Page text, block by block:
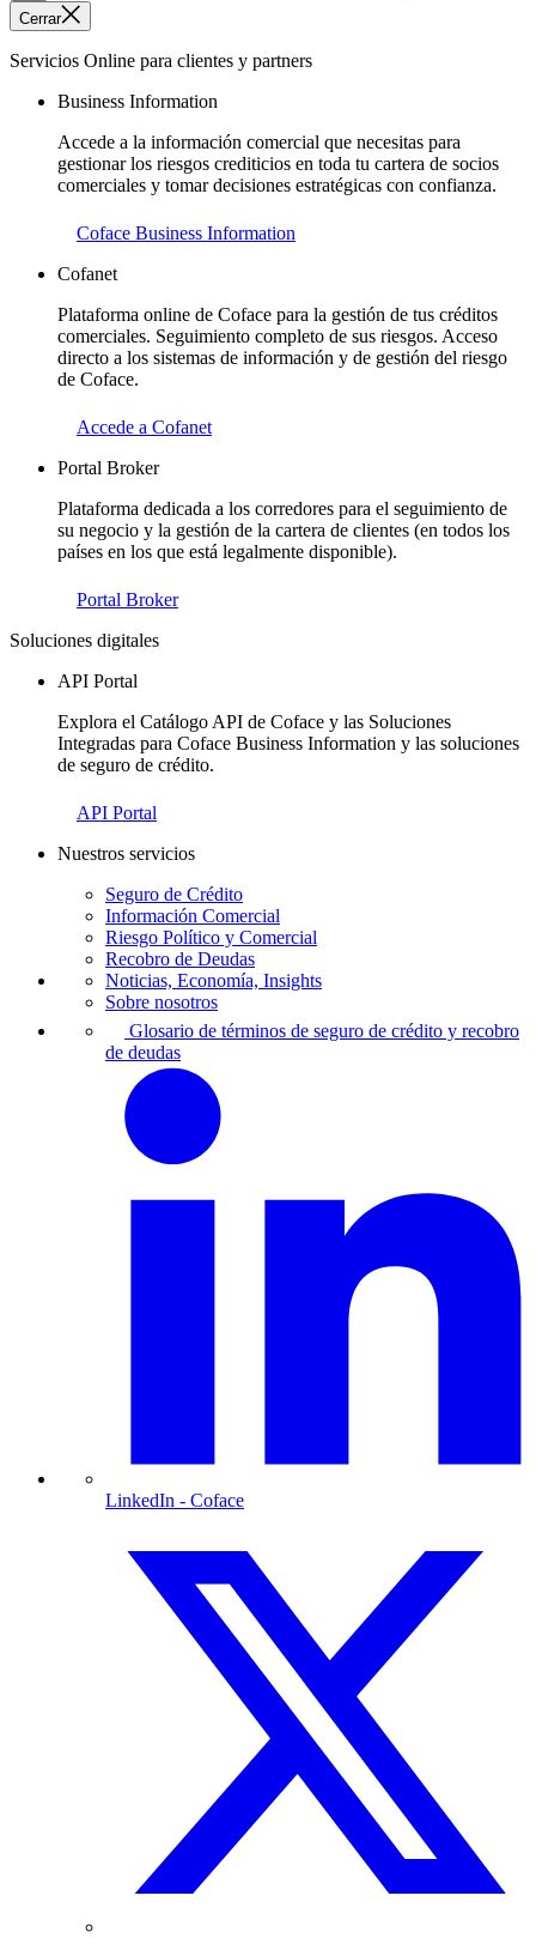
Cerrar
Servicios Online para clientes y partners
Business Information
Accede a la información comercial que necesitas para
gestionar los riesgos crediticios en toda tu cartera de socios
comerciales y tomar decisiones estratégicas con confianza.
Coface Business Information
Cofanet
Plataforma online de Coface para la gestión de tus créditos
comerciales. Seguimiento completo de sus riesgos. Acceso
directo a los sistemas de información y de gestión del riesgo
de Coface.
Accede a Cofanet
Portal Broker
Plataforma dedicada a los corredores para el seguimiento de
su negocio y la gestión de la cartera de clientes (en todos los
países en los que está legalmente disponible).
Portal Broker
Soluciones digitales
API Portal
Explora el Catálogo API de Coface y las Soluciones
Integradas para Coface Business Information y las soluciones
de seguro de crédito.
API Portal
Nuestros servicios
Seguro de Crédito
Información Comercial
Riesgo Político y Comercial
Recobro de Deudas
Noticias, Economía, Insights
Sobre nosotros
Glosario de términos de seguro de crédito y recobro
de deudas
LinkedIn - Coface